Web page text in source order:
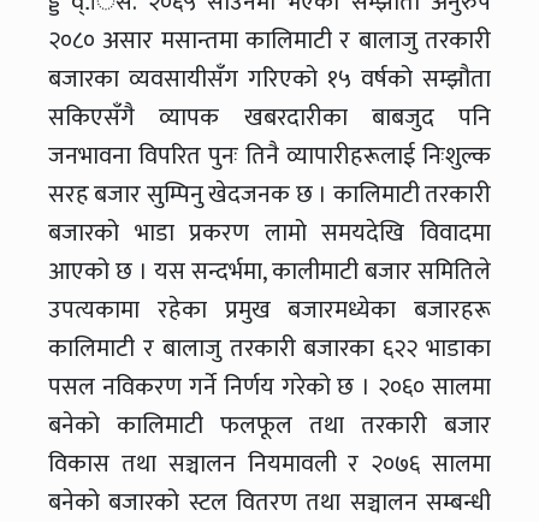
२०८० असार मसान्तमा कालिमाटी र बालाजु तरकारी
बजारका व्यवसायीसँग गरिएको १५ वर्षको सम्झौता
सकिएसँगै व्यापक खबरदारीका बाबजुद पनि
जनभावना विपरित पुनः तिनै व्यापारीहरूलाई निःशुल्क
सरह बजार सुम्पिनु खेदजनक छ । कालिमाटी तरकारी
बजारको भाडा प्रकरण लामो समयदेखि विवादमा
आएको छ । यस सन्दर्भमा, कालीमाटी बजार समितिले
उपत्यकामा रहेका प्रमुख बजारमध्येका बजारहरू
कालिमाटी र बालाजु तरकारी बजारका ६२२ भाडाका
पसल नविकरण गर्ने निर्णय गरेको छ । २०६० सालमा
बनेको कालिमाटी फलफूल तथा तरकारी बजार
विकास तथा सञ्चालन नियमावली र २०७६ सालमा
बनेको बजारको स्टल वितरण तथा सञ्चालन सम्बन्धी